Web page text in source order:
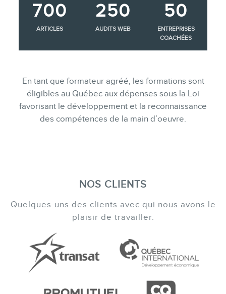
700
ARTICLES
250
AUDITS WEB
50
ENTREPRISES
COACHÉES
En tant que formateur agréé, les formations sont
éligibles au Québec aux dépenses sous la Loi
favorisant le développement et la reconnaissance
des compétences de la main d’oeuvre.
NOS CLIENTS
Quelques-uns des clients avec qui nous avons le
plaisir de travailler.